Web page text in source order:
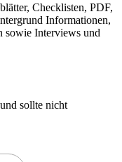
Checklisten, PDF,
Informationen,
sowie Interviews und
sollte nicht